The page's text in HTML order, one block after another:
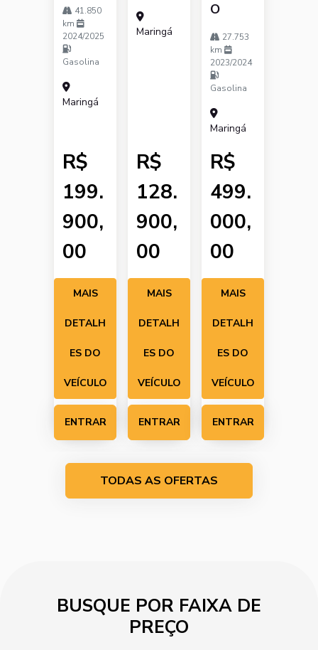
41.850
km
2024/2025
Gasolina
Maringá
R$
199.
900,
00
MAIS
DETALH
ES DO
VEÍCULO
ENTRAR
Maringá
R$
128.
900,
00
MAIS
DETALH
ES DO
VEÍCULO
ENTRAR
O
27.753
km
2023/2024
Gasolina
Maringá
R$
499.
000,
00
MAIS
DETALH
ES DO
VEÍCULO
ENTRAR
TODAS AS OFERTAS
BUSQUE POR FAIXA DE
PREÇO